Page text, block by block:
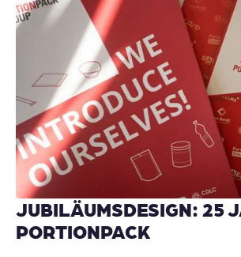
JUBILÄUMSDESIGN: 25
PORTIONPACK